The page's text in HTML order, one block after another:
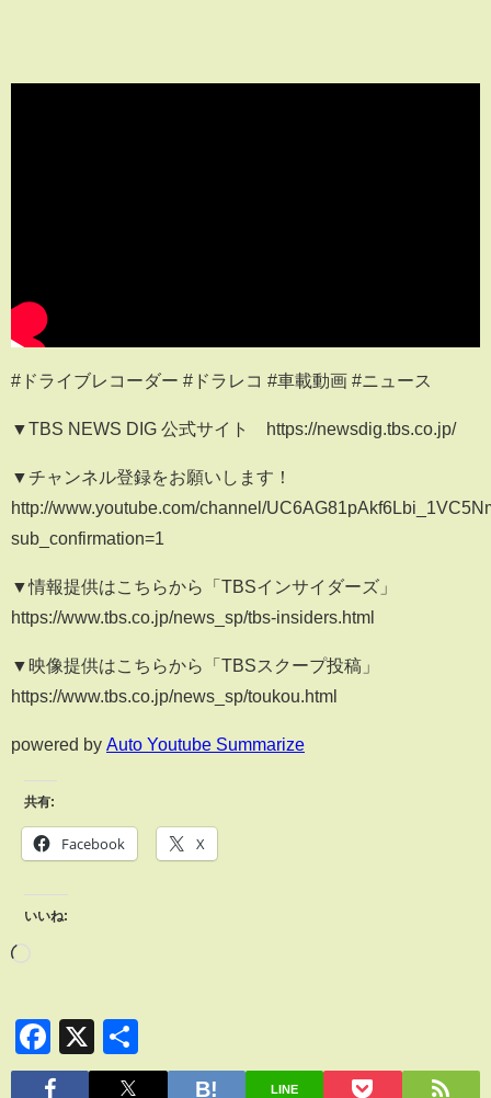
#ドライブレコーダー #ドラレコ #車載動画 #ニュース
▼TBS NEWS DIG 公式サイト https://newsdig.tbs.co.jp/
▼チャンネル登録をお願いします！
http://www.youtube.com/channel/
sub_confirmation=1
▼情報提供はこちらから「TBSインサイダーズ」
https://www.tbs.co.jp/news_sp/tbs-insiders.html
▼映像提供はこちらから「TBSスクープ投稿」
https://www.tbs.co.jp/news_sp/toukou.html
powered by Auto Youtube Summarize
共有:
Facebook X
いいね:
Facebook
X
有
LINE